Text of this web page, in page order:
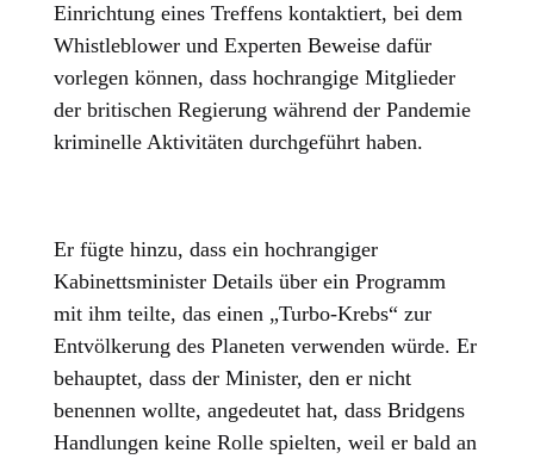
Einrichtung eines Treffens kontaktiert, bei dem
Whistleblower und Experten Beweise dafür
vorlegen können, dass hochrangige Mitglieder
der britischen Regierung während der Pandemie
kriminelle Aktivitäten durchgeführt haben.
Er fügte hinzu, dass ein hochrangiger
Kabinettsminister Details über ein Programm
mit ihm teilte, das einen „Turbo-Krebs“ zur
Entvölkerung des Planeten verwenden würde. Er
behauptet, dass der Minister, den er nicht
benennen wollte, angedeutet hat, dass Bridgens
Handlungen keine Rolle spielten, weil er bald an